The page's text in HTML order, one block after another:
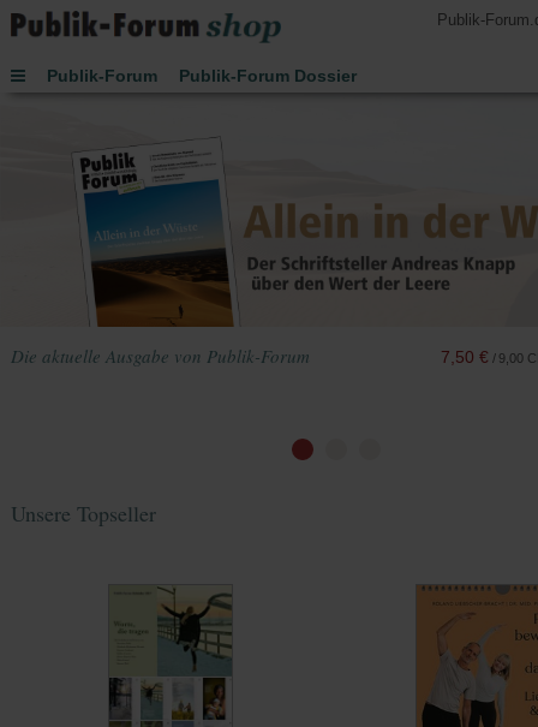
Publik-
Publik-Forum
Publik-Forum Dossier
Handsignierte Bücher
Lesen
Schenken
Buch des Monats
JETZT-Uhr von Leo Zogmayer
Kinder
Kalender 2027
Die aktuelle Ausgabe von Publik-Forum 9,00
/
7,50 €
Unsere Topseller